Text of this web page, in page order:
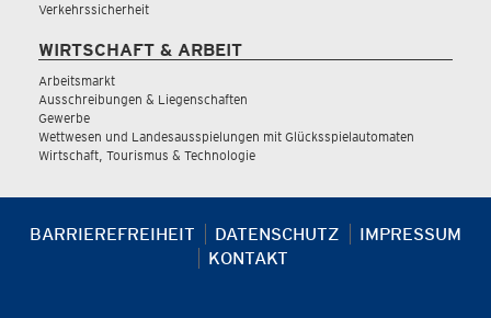
Verkehrssicherheit
WIRTSCHAFT & ARBEIT
Arbeitsmarkt
Ausschreibungen & Liegenschaften
Gewerbe
Wettwesen und Landesausspielungen mit Glücksspielautomaten
Wirtschaft, Tourismus & Technologie
BARRIEREFREIHEIT DATENSCHUTZ
IMPRESSUM
KONTAKT